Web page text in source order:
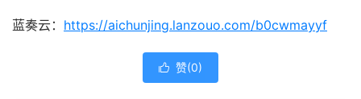
蓝奏云： https://aichunjing.lanzouo.com/b0cwmayyf
 赞(0)